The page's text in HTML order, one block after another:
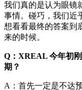
我们真的是认为眼镜
事情。碰巧，我们近
想看看最终的答案到
来的时候。
Q：XREAL 今年初
期？
A：首先一定是不达